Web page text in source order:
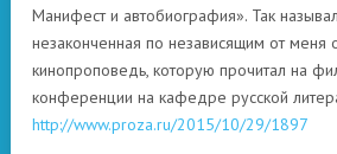
Манифест и автобиография». Так
незаконченная по независящим от меня
кинопроповедь, которую прочитал на
конференции на кафедре русской
http://www.proza.ru/2015/10/29/1897